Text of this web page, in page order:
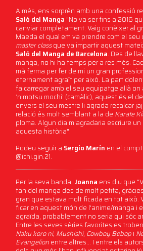
A més, ens sorprèn amb una confessió
Saló del Manga "No va ser fins a 2016
canviar completament. Vaig conèixer al
Maeda el qual em va prendre com el
master classque va impartir aquest
Saló del Manga de Barcelona. Des de
manga, no hi ha temps per a res més.
mà ferma per fer de mi un gran
eternament agraït per això. La part
fa carregar amb el seu equipatge allà on
‘nimotsu mochi’ (camàlic), aquest és el
envers el seu mestre li agrada recalcar
relació és molt semblant a la de Karate
ploma. Algun dia m'agradaria escriure
aquesta història".
Podeu seguir a Sergio Marín en el
@ichi.gin.21.
Per la seva banda, Joanna ens diu que
fan del manga des de molt petita,
gran que estava molt ficada en tot això.
ficar en aquest món de l'anime/manga i
agraïda, probablement no seria qui sóc
Entre les seves sèries favorites es troben
Naku koro ni, Mushishi, Cowboy Bebopi
Evangelionentre altres... I entre els